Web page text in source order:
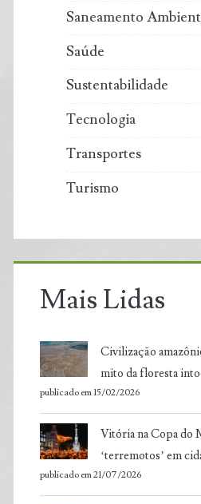
Saneamento
Saúde
Sustentabilidade
Tecnologia
Transportes
Turismo
Mais Lidas
Civilização
mito da floresta
publicado em 15/02/2026
Vitória na Copa do
‘terremotos’ em
publicado em 21/07/2026